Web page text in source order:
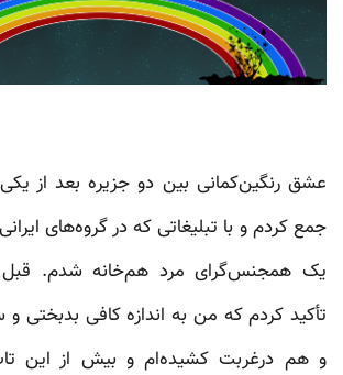
عشق رنگین‌کمانی بین دو جزیره بعد از
جمع کردم و با تبلیغاتی که در گروه‌های
یک همجنس‌گرای مرد هم‌خانه شدم.
تأکید کردم که من به اندازه کافی بدبختی
و هم درغربت کشیده‌ام و بیش از این